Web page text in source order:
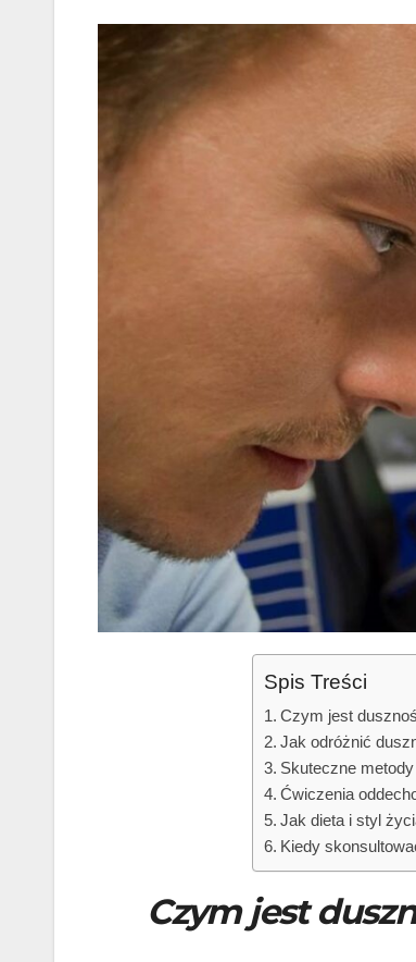
Spis Treści
Czym jest
Jak odróżnić
Skuteczne
Ćwiczenia
Jak dieta i styl
Kiedy
Czym jest